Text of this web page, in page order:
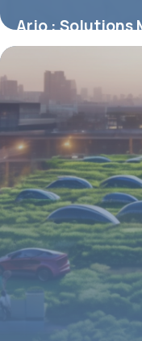
Arjo : Solutions